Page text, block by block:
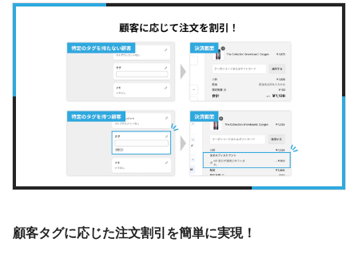
顧客タグに応じた注文割引を簡単に実現！